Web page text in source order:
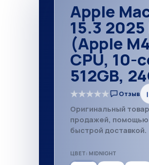
Apple
15.3
(Apple
CPU, 10-
512GB,
★★★★★ Отзыв
Оригинальный
продажей, помощью
быстрой доставкой.
ЦВЕТ: MIDNIGHT